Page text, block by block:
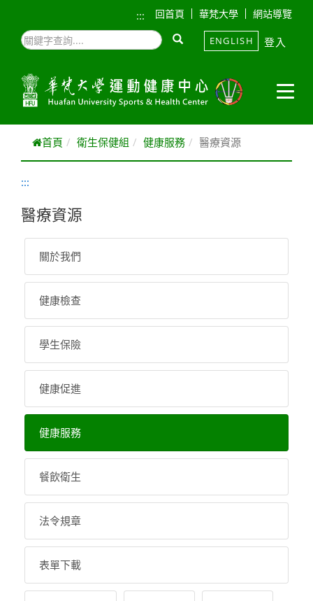
::: 回首頁 華梵大學 網站導覽
ENGLISH 登入
首頁 衛生保健組 健康服務 醫療資源
:::
醫療資源
關於我們
健康檢查
學生保險
健康促進
健康服務
餐飲衛生
法令規章
表單下載